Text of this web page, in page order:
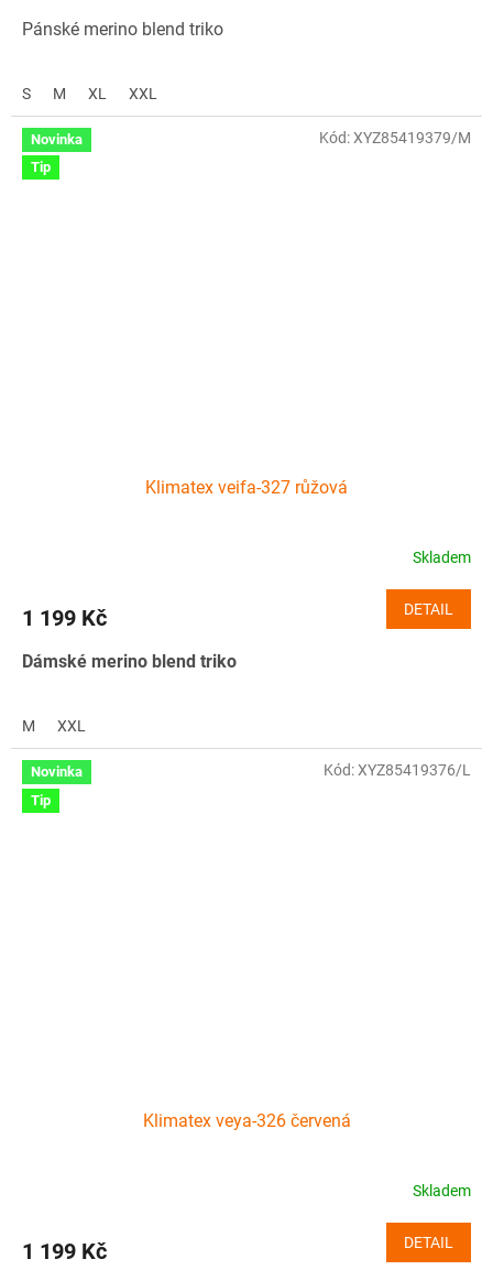
Pánské merino blend triko
S M XL XXL
Novinka
Tip
Klimatex veifa-327 růžová
Skladem
1 199 Kč DETAIL
Dámské merino blend triko
M XXL
Kód:XYZ85419379/M
Novinka
Tip
Klimatex veya-326 červená
Skladem
1 199 Kč DETAIL
Kód:XYZ85419376/L